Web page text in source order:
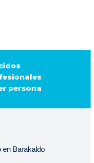
persona